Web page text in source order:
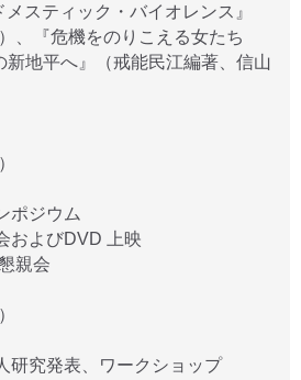
スティック・バイオレンス』
、『危機をのりこえる女たち
地平へ』（戒能民江編著、信山
ポジウム
およびDVD 上映
親会
研究発表、ワークショップ